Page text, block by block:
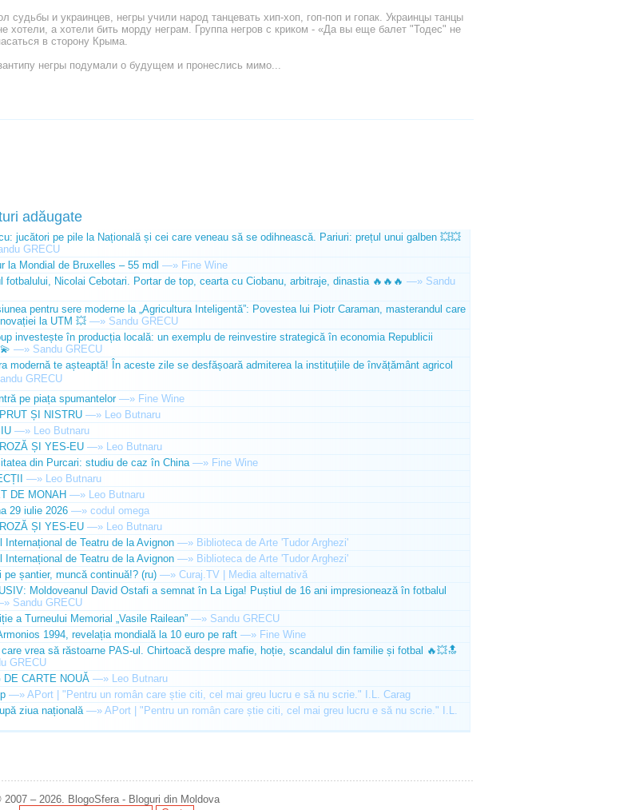
судьбы и украинцев, негры учили народ танцевать хип-хоп, гоп-поп и гопак. Украинцы танцы
хотели, а хотели бить морду неграм. Группа негров с криком - «Да вы еще балет "Тодес" не
в сторону Крыма.
негры подумали о будущем и пронеслись мимо...
adăugate
jucători pe pile la Națională și cei care veneau să se odihnească. Pariuri: prețul unui galben 💥💥
GRECU
la Mondial de Bruxelles – 55 mdl —» Fine Wine
fotbalului, Nicolai Cebotari. Portar de top, cearta cu Ciobanu, arbitraje, dinastia 🔥🔥🔥 —» Sandu
pentru sere moderne la „Agricultura Inteligentă”: Povestea lui Piotr Caraman, masterandul care
la UTM 💥 —» Sandu GRECU
investește în producția locală: un exemplu de reinvestire strategică în economia Republicii
—» Sandu GRECU
modernă te așteaptă! În aceste zile se desfășoară admiterea la instituțiile de învățământ agricol
GRECU
pe piața spumantelor —» Fine Wine
ȘI NISTRU —» Leo Butnaru
—» Leo Butnaru
ȘI YES-EU —» Leo Butnaru
din Purcari: studiu de caz în China —» Fine Wine
—» Leo Butnaru
DE MONAH —» Leo Butnaru
29 iulie 2026 —» codul omega
ȘI YES-EU —» Leo Butnaru
Internațional de Teatru de la Avignon —» Biblioteca de Arte 'Tudor Arghezi'
Internațional de Teatru de la Avignon —» Biblioteca de Arte 'Tudor Arghezi'
pe șantier, muncă continuă!? (ru) —» Curaj.TV | Media alternativă
Moldoveanul David Ostafi a semnat în La Liga! Puștiul de 16 ani impresionează în fotbalul
Sandu GRECU
a Turneului Memorial „Vasile Railean” —» Sandu GRECU
1994, revelația mondială la 10 euro pe raft —» Fine Wine
vrea să răstoarne PAS-ul. Chirtoacă despre mafie, hoție, scandalul din familie și fotbal 🔥💥🔝
GRECU
DE CARTE NOUĂ —» Leo Butnaru
—» APort | "Pentru un român care știe citi, cel mai greu lucru e să nu scrie." I.L. Carag
ziua națională —» APort | "Pentru un român care știe citi, cel mai greu lucru e să nu scrie." I.L.
2007 – 2026. BlogoSfera - Bloguri din Moldova